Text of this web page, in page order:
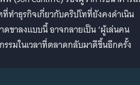
ทำธุรกิจเกี่ยวกับคริปโทที่ยังคงดำเนิน
ขาลงแบบนี้ อาจกลายเป็น ‘ผู้เล่นคน
รมในเวลาที่ตลาดกลับมาดีขึ้นอีกครั้ง